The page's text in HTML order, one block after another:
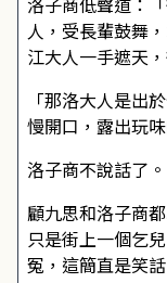
人，受長輩鼓舞
江大人一手遮天
「那洛大人是出
慢開口，露出玩
洛子商不說話了。
顧九思和洛子商
只是街上一個乞
冤，這簡直是笑話